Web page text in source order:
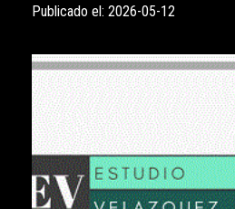
Publicado el: 2026-05-12